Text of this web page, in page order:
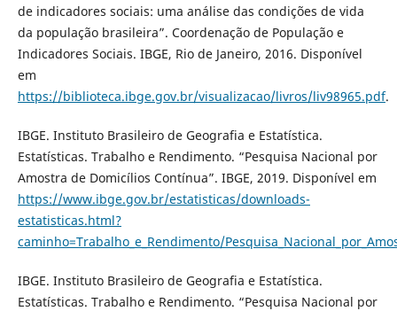
de indicadores sociais: uma análise das condições de vida
da população brasileira”. Coordenação de População e
Indicadores Sociais. IBGE, Rio de Janeiro, 2016. Disponível
em
https://biblioteca.ibge.gov.br/visualizacao/livros/liv98965.pdf.
IBGE. Instituto Brasileiro de Geografia e Estatística.
Estatísticas. Trabalho e Rendimento. “Pesquisa Nacional por
Amostra de Domicílios Contínua”. IBGE, 2019. Disponível em
https://www.ibge.gov.br/estatisticas/downloads-
estatisticas.html?
caminho=Trabalho_e_Rendimento/
IBGE. Instituto Brasileiro de Geografia e Estatística.
Estatísticas. Trabalho e Rendimento. “Pesquisa Nacional por